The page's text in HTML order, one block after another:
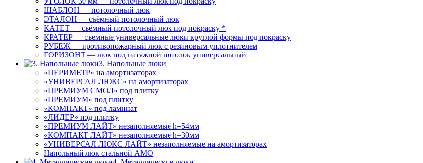
ШАБЛОН — потолочный люк
ЭТАЛОН — съёмный потолочный люк
КАТЕТ — съёмный потолочный люк под покраску *
КРАТЕР — съемные универсальные люки круглой формы под покраску
РУБЕЖ — противопожарный люк с резиновым уплотнителем
ГОРИЗОНТ — люк под натяжной потолок универсальный
3. Напольные люки
«ПЕРИМЕТР» на амортизаторах
«УНИВЕРСАЛ ЛЮКС» на амортизаторах
«ПРЕМИУМ СМОЛ» под плитку
«ПРЕМИУМ» под плитку
«КОМПАКТ» под ламинат
«ЛИДЕР» под плитку
«ПРЕМИУМ ЛАЙТ» незаполняемые h=54мм
«КОМПАКТ ЛАЙТ» незаполняемые h=30мм
«УНИВЕРСАЛ ЛЮКС ЛАЙТ» незаполняемые на амортизаторах
Напольный люк стальной АМО